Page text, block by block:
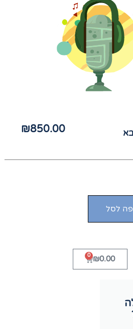
₪850.00
לסל
₪0.00
0